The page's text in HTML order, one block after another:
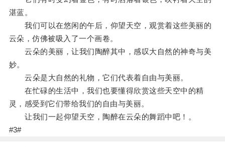
湛蓝。
我们可以在悠闲的午后，仰望天空，观赏着这些美丽的
云朵，仿佛被吸入了一个画卷。
云朵的美丽，让我们陶醉其中，感叹大自然的神奇与美
妙。
云朵是大自然的礼物，它们代表着自由与美丽。
在忙碌的生活中，我们也要懂得欣赏这些天空中的精
灵，感受到它们带给我们的自由与美丽。
让我们一起仰望天空，陶醉在云朵的舞蹈中吧！。
#3#